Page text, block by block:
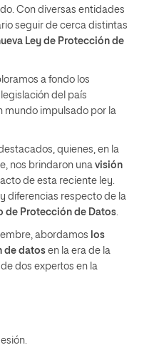
Con diversas entidades
seguir de cerca distintas
Ley de Protección de
a fondo los
del país
mundo impulsado por la
quienes, en la
nos brindaron una visión
de esta reciente ley.
diferencias respecto de la
de Protección de Datos.
abordamos los
de datos en la era de la
dos expertos en la